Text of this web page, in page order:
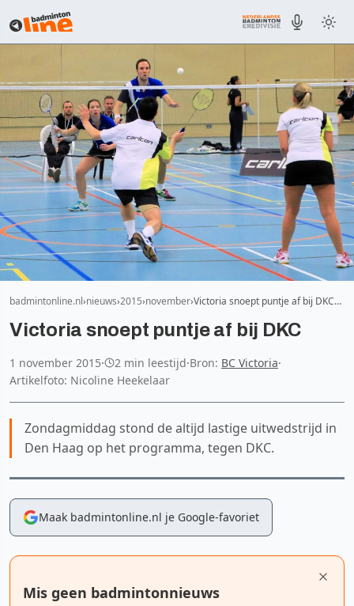
badmintonline.nl nieuws 2015 november Victoria snoept puntje af bij DKC…
Victoria snoept puntje af bij DKC
1 november 2015· 2 min leestijd·Bron: BC Victoria·
Artikelfoto: Nicoline Heekelaar
Zondagmiddag stond de altijd lastige uitwedstrijd in
Den Haag op het programma, tegen DKC.
Maak badmintonline.nl je Google-favoriet
Mis geen badmintonnieuws